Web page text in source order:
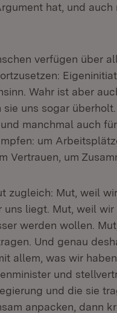
hat, und auch
verfügen über
Wahr ist aber
uns sogar
manchmal auch
um
Vertrauen, um
zugleich: Mut, weil
liegt. Mut, weil wir
werden wollen.
Und genau
allem, was wir
und
und die sie
anpacken, dann